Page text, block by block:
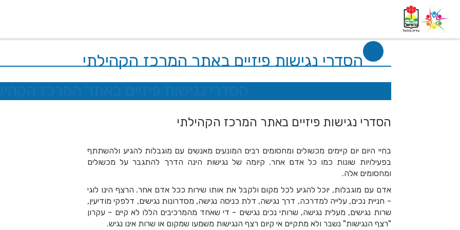
הסדרי נגישות פיזיים באתר המרכז הקהילתי
הסדרי נגישות פיזיים באתר המרכז הקהילתי
בחיי היום יום קיימים מכשולים ומחסומים רבים המונעים מאנשים עם מוגבלות להגיע ולהשתתף
בפעילויות שונות כמו כל אדם אחר. קיומה של נגישות הינה הדרך להתגבר על מכשולים
ומחסומים אלה.
אדם עם מוגבלות, יוכל להגיע לכל מקום ולקבל את אותו שירות ככל אדם אחר. הרצף הינו לוגי
- חניית נכים, עלייה למדרכה, דרך נגישה, דלת כניסה נגישה, מסדרונות נגישים, דלפקי מודיעין,
שרות נגישים, מעלית נגישה, שרותי נכים נגישים - די שאחד מהמרכיבים הללו לא קיים - עקרון
"רצף הנגישות" נשבר ולא מתקיים אי קיום רצף הנגישות משמעו שמקום או שרות אינו נגיש.